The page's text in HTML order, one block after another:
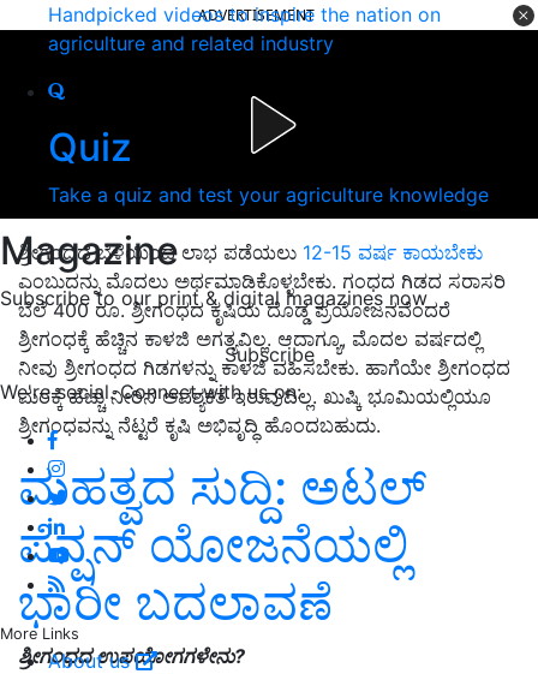
Handpicked videos to inspire the nation on
agriculture and related industry
Quiz
Take a quiz and test your agriculture knowledge
Magazine
Subscribe to our print & digital magazines now
Subscribe
We're social. Connect with us on:
More Links
About us
ADVERTISEMENT
ಶ್ರೀಗಂಧದ ಬೆಳೆಯಿಂದ ಲಾಭ ಪಡೆಯಲು 12-15 ವರ್ಷ ಕಾಯಬೇಕು
ಎಂಬುದನ್ನು ಮೊದಲು ಅರ್ಥಮಾಡಿಕೊಳ್ಳಬೇಕು. ಗಂಧದ ಗಿಡದ ಸರಾಸರಿ
ಬೆಲೆ 400 ರೂ. ಶ್ರೀಗಂಧದ ಕೃಷಿಯ ದೊಡ್ಡ ಪ್ರಯೋಜನವೆಂದರೆ
ಶ್ರೀಗಂಧಕ್ಕೆ ಹೆಚ್ಚಿನ ಕಾಳಜಿ ಅಗತ್ಯವಿಲ್ಲ. ಆದಾಗ್ಯೂ, ಮೊದಲ ವರ್ಷದಲ್ಲಿ
ನೀವು ಶ್ರೀಗಂಧದ ಗಿಡಗಳನ್ನು ಕಾಳಜಿ ವಹಿಸಬೇಕು. ಹಾಗೆಯೇ ಶ್ರೀಗಂಧದ
ಮರಕ್ಕೆ ಹೆಚ್ಚು ನೀರಿನ ಅವಶ್ಯಕತೆ ಇರುವುದಿಲ್ಲ. ಖುಷ್ಕಿ ಭೂಮಿಯಲ್ಲಿಯೂ
ಶ್ರೀಗಂಧವನ್ನು ನೆಟ್ಟರೆ ಕೃಷಿ ಅಭಿವೃದ್ಧಿ ಹೊಂದಬಹುದು.
ಮಹತ್ವದ ಸುದ್ದಿ: ಅಟಲ್‌
ಪೆನ್ಷನ್‌ ಯೋಜನೆಯಲ್ಲಿ
ಭಾರೀ ಬದಲಾವಣೆ
ಶ್ರೀಗಂಧದ ಉಪಯೋಗಗಳೇನು?